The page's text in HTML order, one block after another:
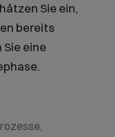
Sie ein,
bereits
eine